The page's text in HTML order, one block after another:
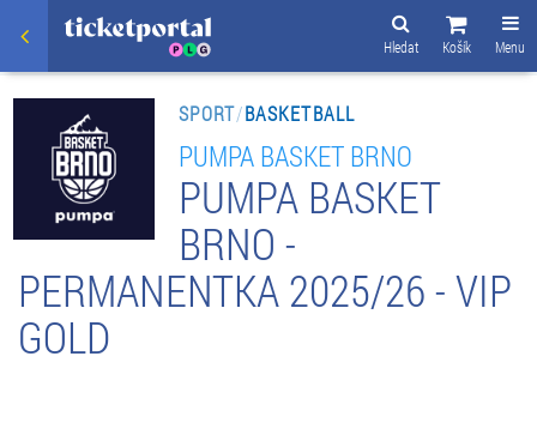
Menu
Košík
Hledat
SPORT/BASKETBALL
PUMPA BASKET BRNO
PUMPA BASKET
BRNO -
PERMANENTKA 2025/26 - VIP
GOLD